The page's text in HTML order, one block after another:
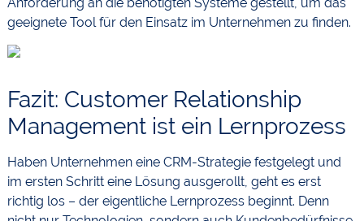
geeignete Tool für den Einsatz im Unternehmen zu finden.
Fazit: Customer Relationship
Management ist ein Lernprozess
Haben Unternehmen eine CRM-Strategie festgelegt und
im ersten Schritt eine Lösung ausgerollt, geht es erst
richtig los – der eigentliche Lernprozess beginnt. Denn